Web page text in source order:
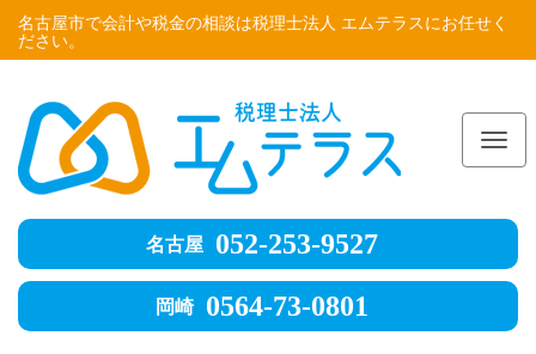
名古屋市で会計や税金の相談は税理士法人 エムテラスにお任せく
ださい。
名古屋 052-253-9527
岡崎 0564-73-0801